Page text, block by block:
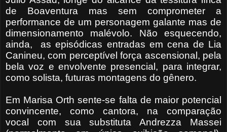
de Boaventura mas sem comprometer a
performance de um personagem galante mas de
dimensionamento malévolo. Não esquecendo,
ainda,
as episódicas entradas em cena de Lia
Canineu, com perceptível força ascensional, pela
bela voz e envolvente presencial, para integrar,
como solista, futuras montagens do gênero.
Em Marisa Orth sente-se falta de maior potencial
convincente, como cantora, na comparação
vocal com sua substituta Andrezza Massei